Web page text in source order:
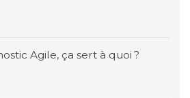
Agile, ça sert à quoi ?